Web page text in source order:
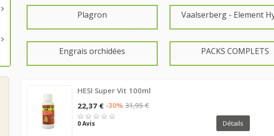


Plagron Vaalserberg - Element
Engrais orchidées PACKS COMPLETS
HESI Super Vit 100ml
22,37 € -30% 31,95 €
0 Avis Détails